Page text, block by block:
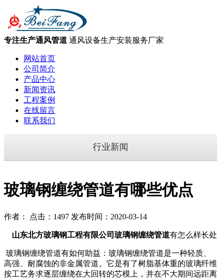
专注生产通风管道 通风设备生产安装服务厂家
网站首页
公司简介
产品中心
新闻资讯
工程案例
在线留言
联系我们
行业新闻
玻璃钢缠绕管道有哪些优点
作者： 点击：1497 发布时间：2020-03-14
山东北方玻璃钢工程有限公司 玻璃钢缠绕管道有怎么样长处
玻璃钢缠绕管道有如何助益：玻璃钢缠绕管道是一种轻质、
高强、耐腐蚀的非金属管道。它是有了树脂基体重的玻璃纤维
按工艺务求逐层缠绕在大回转的芯模上，并在不大期间远距离